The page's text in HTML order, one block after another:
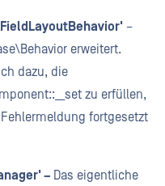
–
erweitert.
dazu, die
zu erfüllen,
fortgesetzt
– Das eigentliche